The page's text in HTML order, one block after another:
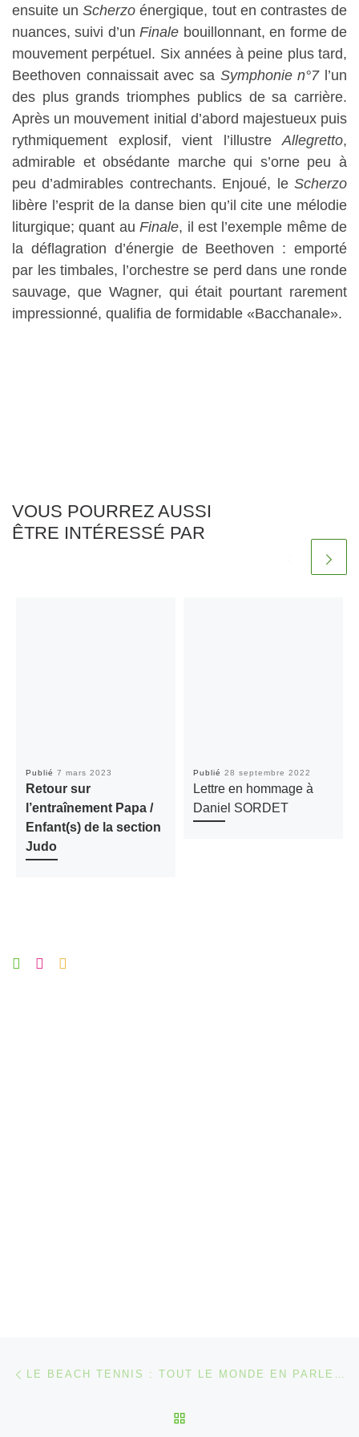
ensuite unScherzo énergique, tout en contrastes de
nuances, suivi d’unFinale bouillonnant, en forme de
mouvement perpétuel. Six années à peine plus tard,
Beethoven connaissait avec sa Symphonie n°7l’un
des plus grands triomphes publics de sa carrière.
Après un mouvement initial d’abord majestueux puis
rythmiquement explosif, vient l’illustre Allegretto,
admirable et obsédante marche qui s’orne peu à
peu d’admirables contrechants. Enjoué, le Scherzo
libère l’esprit de la danse bien qu’il cite une mélodie
liturgique; quant auFinale, il est l’exemple même de
la déflagration d’énergie de Beethoven : emporté
par les timbales, l’orchestre se perd dans une ronde
sauvage, que Wagner, qui était pourtant rarement
impressionné, qualifia de formidable «Bacchanale».
VOUS POURREZ AUSSI
ÊTRE INTÉRESSÉ PAR
Publié 7 mars 2023
Retour sur
l’entraînement Papa /
Enfant(s) de la section
Judo
Publié 28 septembre 2022
Lettre en hommage à
Daniel SORDET
Parcourir les articles LE BEACH TENNIS : TOUT LE MONDE EN PARLE, MAIS C’EST QUOI ?